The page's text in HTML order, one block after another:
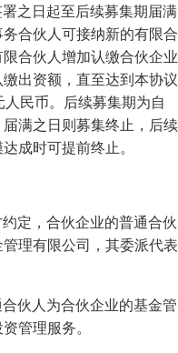
之日起至后续募集期届满
合伙人可接纳新的有限合
合伙人增加认缴合伙企业
出资额，直至达到本协议
民币。后续募集期为自
满之日则募集终止，后续
成时可提前终止。
定，合伙企业的普通合伙
理有限公司，其委派代表
伙人为合伙企业的基金管
管理服务。